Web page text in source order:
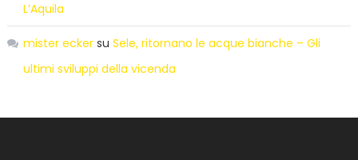
L’Aquila
mister eckersu Sele, ritornano le acque bianche – Gli
ultimi sviluppi della vicenda